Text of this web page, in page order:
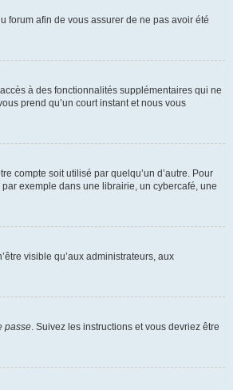
forum afin de vous assurer de ne pas avoir été
à des fonctionnalités supplémentaires qui ne
prend qu’un court instant et nous vous
compte soit utilisé par quelqu’un d’autre. Pour
exemple dans une librairie, un cybercafé, une
visible qu’aux administrateurs, aux
passe. Suivez les instructions et vous devriez être